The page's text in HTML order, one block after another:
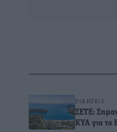
ΕΙΔΉΣΕΙΣ
ΣΕΤΕ:
ΚΥΑ για το